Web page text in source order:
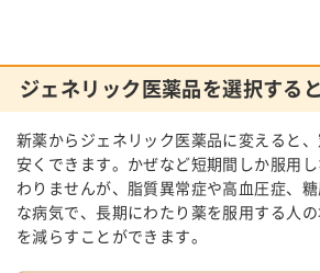
ジェネリック医薬品を選択する
新薬からジェネリック医薬品に変えると
安くできます。かぜなど短期間しか服用
わりませんが、脂質異常症や高血圧症、
な病気で、長期にわたり薬を服用する人
を減らすことができます。